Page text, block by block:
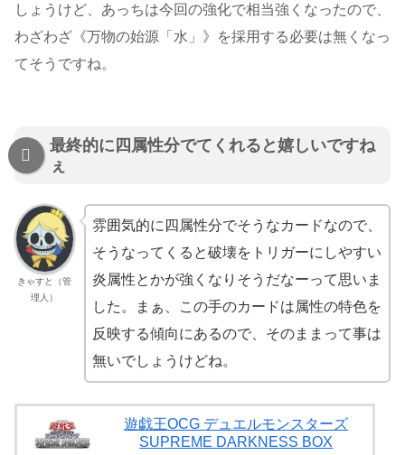
しょうけど、あっちは今回の強化で相当強くなったので、
わざわざ《万物の始源「水」》を採用する必要は無くなっ
てそうですね。
最終的に四属性分でてくれると嬉しいですね
ぇ
きゃすと（管
理人）
雰囲気的に四属性分でそうなカードなので、
そうなってくると破壊をトリガーにしやすい
炎属性とかが強くなりそうだなーって思いま
した。まぁ、この手のカードは属性の特色を
反映する傾向にあるので、そのままって事は
無いでしょうけどね。
遊戯王OCG デュエルモンスターズ
SUPREME DARKNESS BOX